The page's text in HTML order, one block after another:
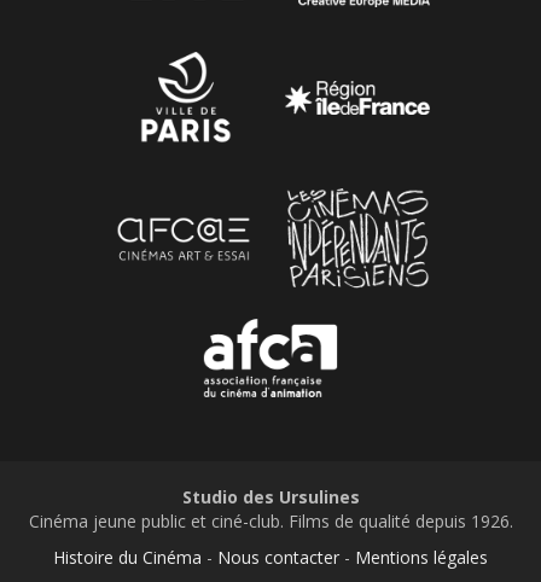
Studio des Ursulines
Cinéma jeune public et ciné-club. Films de qualité depuis 1926.
Histoire du Cinéma - Nous contacter - Mentions légales